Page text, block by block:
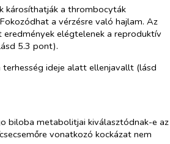
károsíthatják a thrombocyták
a vérzésre való hajlam. Az
elégtelenek a reproduktív
5.3 pont).
ideje alatt ellenjavallt (lásd
biloba metabolitjai kiválasztódnak-e az
vonatkozó kockázat nem